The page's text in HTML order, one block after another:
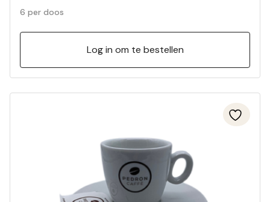
6 per doos
Log in om te bestellen